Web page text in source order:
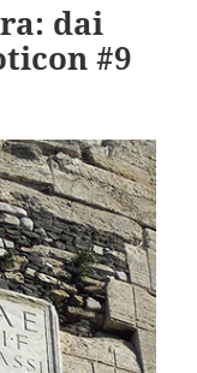
dai
#9